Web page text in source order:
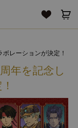
レーションが決定！
年を記念し